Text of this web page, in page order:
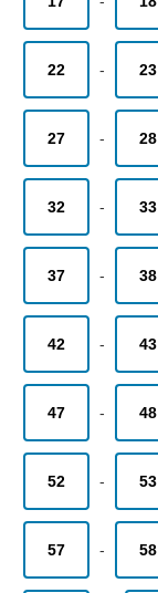
22 - 23
27 - 28
32 - 33
37 - 38
42 - 43
47 - 48
52 - 53
57 - 58